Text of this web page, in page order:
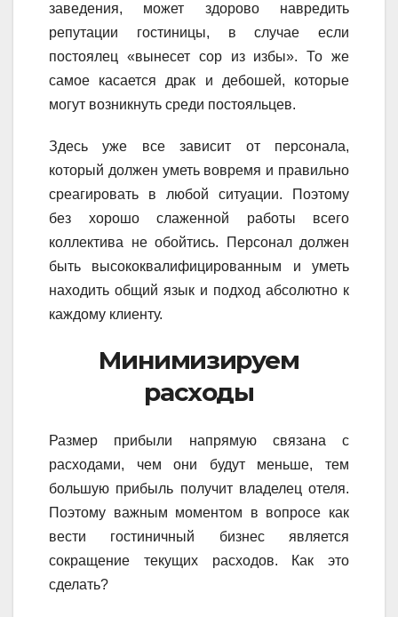
заведения, может здорово навредить
репутации гостиницы, в случае если
постоялец «вынесет сор из избы». То же
самое касается драк и дебошей, которые
могут возникнуть среди постояльцев.
Здесь уже все зависит от персонала,
который должен уметь вовремя и правильно
среагировать в любой ситуации. Поэтому
без хорошо слаженной работы всего
коллектива не обойтись. Персонал должен
быть высококвалифицированным и уметь
находить общий язык и подход абсолютно к
каждому клиенту.
Минимизируем
расходы
Размер прибыли напрямую связана с
расходами, чем они будут меньше, тем
большую прибыль получит владелец отеля.
Поэтому важным моментом в вопросе как
вести гостиничный бизнес является
сокращение текущих расходов. Как это
сделать?